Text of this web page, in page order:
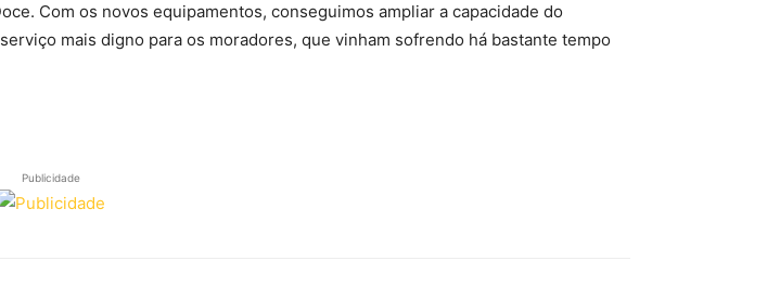
Com os novos equipamentos, conseguimos ampliar a capacidade do
mais digno para os moradores, que vinham sofrendo há bastante tempo
Publicidade